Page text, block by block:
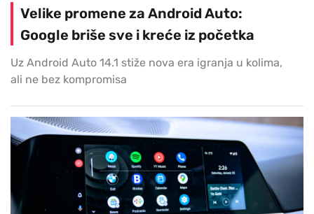
Velike promene za Android Auto:
Google briše sve i kreće iz početka
Uz Android Auto 14.1 stiže nova era igranja u kolima,
ali ne bez kompromisa